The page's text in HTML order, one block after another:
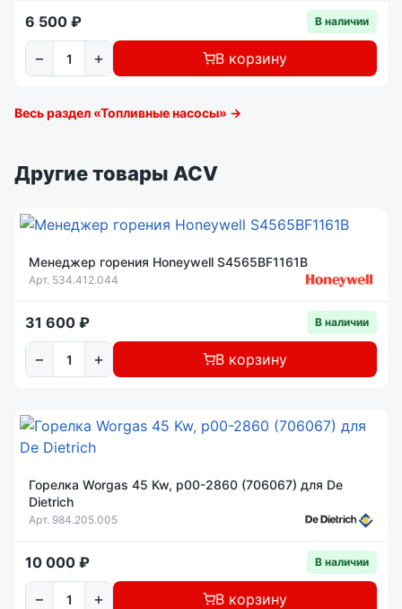
6 500 ₽ В наличии
− + В корзину
Весь раздел «Топливные насосы» →
Другие товары ACV
Менеджер горения Honeywell S4565BF1161B
Арт. 534.412.044
31 600 ₽ В наличии
− + В корзину
Горелка Worgas 45 Kw, p00-2860 (706067) для De
Dietrich
Арт. 984.205.005
10 000 ₽ В наличии
− + В корзину